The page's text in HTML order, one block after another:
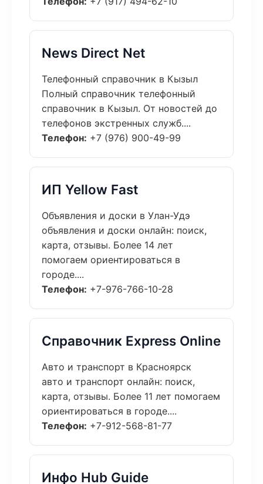
News Direct Net
Телефонный справочник в Кызыл
Полный справочник телефонный
справочник в Кызыл. От новостей до
телефонов экстренных служб....
Телефон: +7 (976) 900-49-99
ИП Yellow Fast
Объявления и доски в Улан-Удэ
объявления и доски онлайн: поиск,
карта, отзывы. Более 14 лет
помогаем ориентироваться в
городе....
Телефон: +7-976-766-10-28
Справочник Express Online
Авто и транспорт в Красноярск
авто и транспорт онлайн: поиск,
карта, отзывы. Более 11 лет помогаем
ориентироваться в городе....
Телефон: +7-912-568-81-77
Инфо Hub Guide